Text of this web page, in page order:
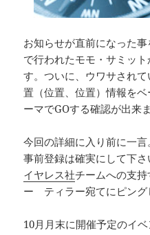
お知らせが直前になった
で行われたモモ・サミッ
す。ついに、ウワサされ
置（位置、位置）情報を
ーマでGOする確認が出来ま
今回の詳細に入り前に一
事前登録は確実にして下さ
イヤレス社チームへの支
ー ティラー宛てにピング
10月月末に開催予定のイベ